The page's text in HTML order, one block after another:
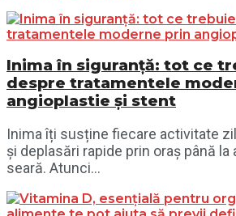
Inima în siguranță: tot ce
despre tratamentele
angioplastie și stent
Inima îți susține fiecare activitate
și deplasări rapide prin oraș până
seară. Atunci...